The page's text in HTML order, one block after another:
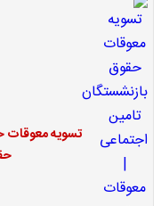
تسویه معوقات